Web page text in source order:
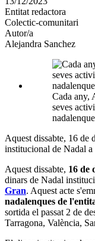
altres
xarxes
socials
Entitat redactora
Colectic-comunitari
Autor/a
Alejandra Sanchez
Cada any,
seves
Aquest dissabte, 16 de
institucional de Nadal
Aquest dissabte, 16 de
dinars de Nadal
Gran. Aquest acte
nadalenques de
sortida el passat 2 de
Tarragona, València,